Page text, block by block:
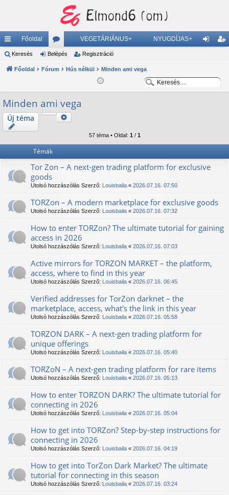
yo
rs
ke
Főoldal
ór
u
ok
VEGETÁRIÁNUS+ NYUGDÍJAS+
Keresés Belépés Regisztráció
Főoldal Fórum Hús nélkül
Minden ami vega
e
é
e
é
Minden ami vega
Új téma Keresés
Részletes keresés
57 téma • Oldal: 1 / 1
Témák
Tor Zon – A next-gen trading platform for exclusive
goods
Utolsó hozzászólás Szerző: Louisbaila « 2026.07.16. 07:50
TORZon – A modern marketplace for exclusive goods
Utolsó hozzászólás Szerző: Louisbaila « 2026.07.16. 07:32
How to enter TORZon? The ultimate tutorial for gaining
access in 2026
Utolsó hozzászólás Szerző: Louisbaila « 2026.07.16. 07:03
Active mirrors for TORZON MARKET – the platform,
access, where to find in this year
Utolsó hozzászólás Szerző: Louisbaila « 2026.07.16. 06:45
Verified addresses for TorZon darknet – the
marketplace, access, what's the link in this year
Utolsó hozzászólás Szerző: Louisbaila « 2026.07.16. 05:58
TORZON DARK – A next-gen trading platform for
unique offerings
Utolsó hozzászólás Szerző: Louisbaila « 2026.07.16. 05:40
TORZoN – A next-gen trading platform for rare items
Utolsó hozzászólás Szerző: Louisbaila « 2026.07.16. 05:13
How to enter TORZON DARK? The ultimate tutorial for
connecting in 2026
Utolsó hozzászólás Szerző: Louisbaila « 2026.07.16. 05:04
How to get into TORZon? Step-by-step instructions for
connecting in 2026
Utolsó hozzászólás Szerző: Louisbaila « 2026.07.16. 04:19
How to get into TorZon Dark Market? The ultimate
tutorial for connecting in this season
Utolsó hozzászólás Szerző: Louisbaila « 2026.07.16. 03:24